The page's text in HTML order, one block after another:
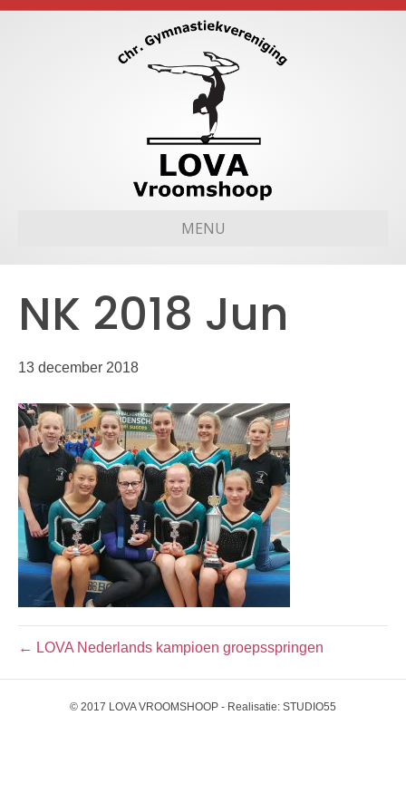
MENU
NK 2018 Jun
13 december 2018
← LOVA Nederlands kampioen groepsspringen
© 2017 LOVA VROOMSHOOP - Realisatie: STUDIO55